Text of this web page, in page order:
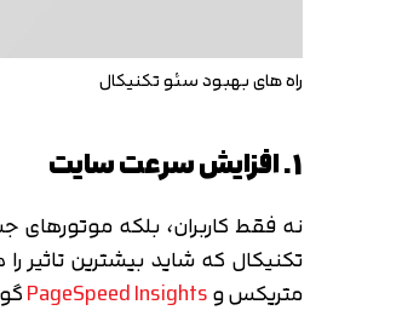
راه های بهبود سئو تکنیکال
1. افزایش سرعت سایت
نه فقط کاربران، بلکه
تکنیکال که شاید بیشترین تاثیر
متریکس وPageSpeed Insights